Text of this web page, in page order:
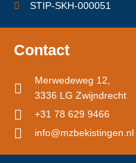
STIP-SKH-000051
Contact
Merwedeweg 12,
3336 LG Zwijndrecht
+31 78 629 9466
info@mzbekistingen.nl